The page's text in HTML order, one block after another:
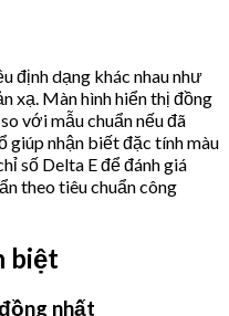
định dạng khác nhau như
xạ. Màn hình hiển thị đồng
với mẫu chuẩn nếu đã
giúp nhận biết đặc tính màu
số Delta E để đánh giá
theo tiêu chuẩn công
biệt
nhất